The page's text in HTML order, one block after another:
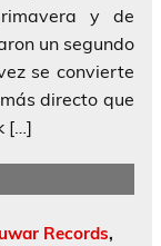
y de
un segundo
se convierte
directo que
[…]
Records,